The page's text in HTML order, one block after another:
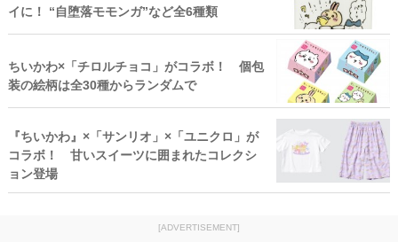
イに！ “自堕落モモンガ”など全6種類
ちいかわ×「チロルチョコ」がコラボ！ 個包
装の絵柄は全30種からランダムで
『ちいかわ』×「サンリオ」×「ユニクロ」が
コラボ！ 甘いスイーツに囲まれたコレクシ
ョン登場
[ADVERTISEMENT]